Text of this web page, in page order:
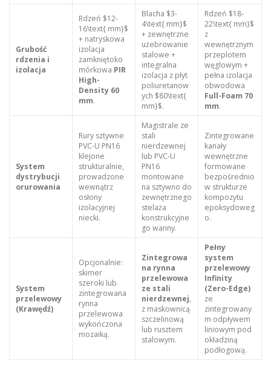
Grubość
rdzenia i
izolacja
Rdzeń $12-
16\text{ mm}$
+ natryskowa
izolacja
zamkniętoko
mórkowa PIR
High-
Density 60
mm.
Blacha $3-
4\text{ mm}$
+ zewnętrzne
użebrowanie
stalowe +
integralna
izolacja z płyt
poliuretanow
ych $80\text{
mm}$.
Rdzeń $18-
22\text{ mm}$
z
wewnętrznym
przeplotem
węglowym +
pełna izolacja
obwodowa
Full-Foam 70
mm.
System
dystrybucji
orurowania
Rury sztywne
PVC-U PN16
klejone
strukturalnie,
prowadzone
wewnątrz
osłony
izolacyjnej
niecki.
Magistrale ze
stali
nierdzewnej
lub PVC-U
PN16
montowane
na sztywno do
zewnętrznego
stelaża
konstrukcyjne
go wanny.
Zintegrowane
kanały
wewnętrzne
formowane
bezpośrednio
w strukturze
kompozytu
epoksydoweg
o.
System
przelewowy
(Krawędź)
Opcjonalnie:
skimer
szeroki lub
zintegrowana
rynna
przelewowa
wykończona
mozaiką.
Zintegrowa
na rynna
przelewowa
ze stali
nierdzewnej,
z maskownicą
szczelinową
lub rusztem
stalowym.
Pełny
system
przelewowy
Infinity
(Zero-Edge)
ze
zintegrowany
m odpływem
liniowym pod
okładziną
podłogową.